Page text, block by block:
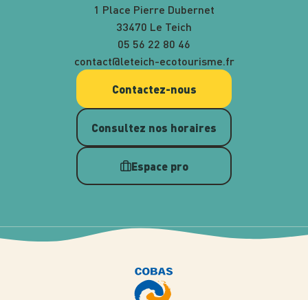
1 Place Pierre Dubernet
33470 Le Teich
05 56 22 80 46
contact@leteich-ecotourisme.fr
Contactez-nous
Consultez nos horaires
Espace pro